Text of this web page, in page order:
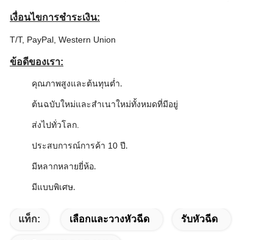
เงื่อนไขการชำระเงิน:
T/T, PayPal, Western Union
ข้อดีของเรา:
คุณภาพสูงและต้นทุนต่ำ.
ต้นฉบับใหม่และสำเนาใหม่ทั้งหมดที่มีอยู่
ส่งไปทั่วโลก.
ประสบการณ์การค้า 10 ปี.
มีหลากหลายยี่ห้อ.
มีแบบพิเศษ.
แท็ก: เลือกและวางหัวฉีด รับหัวฉีด